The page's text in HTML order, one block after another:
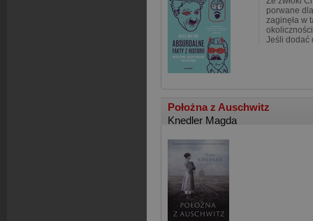
porwane
zaginęła w
Jeśli dodać
Położna z Auschwitz
Knedler Magda